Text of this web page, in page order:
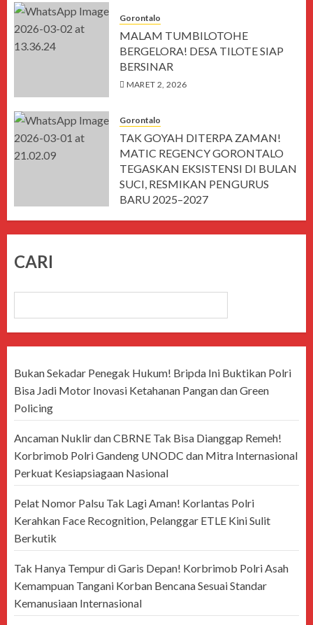
Gorontalo
MALAM TUMBILOTOHE
BERGELORA! DESA TILOTE SIAP
BERSINAR
MARET 2, 2026
Gorontalo
TAK GOYAH DITERPA ZAMAN!
MATIC REGENCY GORONTALO
TEGASKAN EKSISTENSI DI BULAN
SUCI, RESMIKAN PENGURUS
BARU 2025–2027
CARI
Bukan Sekadar Penegak Hukum! Bripda Ini Buktikan Polri
Bisa Jadi Motor Inovasi Ketahanan Pangan dan Green
Policing
Ancaman Nuklir dan CBRNE Tak Bisa Dianggap Remeh!
Korbrimob Polri Gandeng UNODC dan Mitra Internasional
Perkuat Kesiapsiagaan Nasional
Pelat Nomor Palsu Tak Lagi Aman! Korlantas Polri
Kerahkan Face Recognition, Pelanggar ETLE Kini Sulit
Berkutik
Tak Hanya Tempur di Garis Depan! Korbrimob Polri Asah
Kemampuan Tangani Korban Bencana Sesuai Standar
Kemanusiaan Internasional